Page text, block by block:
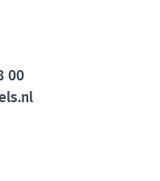
00